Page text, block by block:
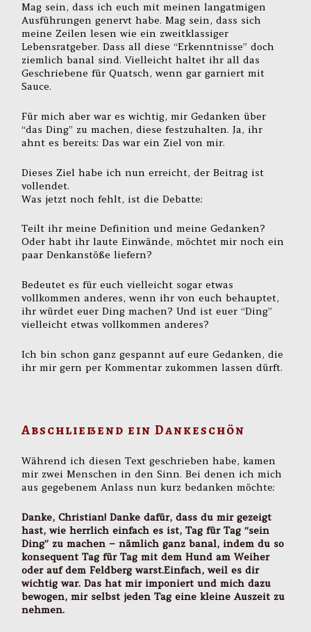
Mag sein, dass ich euch mit meinen langatmigen
Ausführungen genervt habe. Mag sein, dass sich
meine Zeilen lesen wie ein zweitklassiger
Lebensratgeber. Dass all diese “Erkenntnisse” doch
ziemlich banal sind. Vielleicht haltet ihr all das
Geschriebene für Quatsch, wenn gar garniert mit
Sauce.
Für mich aber war es wichtig, mir Gedanken über
“das Ding” zu machen, diese festzuhalten. Ja, ihr
ahnt es bereits: Das war ein Ziel von mir.
Dieses Ziel habe ich nun erreicht, der Beitrag ist
vollendet.
Was jetzt noch fehlt, ist die Debatte:
Teilt ihr meine Definition und meine Gedanken?
Oder habt ihr laute Einwände, möchtet mir noch ein
paar Denkanstöße liefern?
Bedeutet es für euch vielleicht sogar etwas
vollkommen anderes, wenn ihr von euch behauptet,
ihr würdet euer Ding machen? Und ist euer “Ding”
vielleicht etwas vollkommen anderes?
Ich bin schon ganz gespannt auf eure Gedanken, die
ihr mir gern per Kommentar zukommen lassen dürft.
Abschließend ein Dankeschön
Während ich diesen Text geschrieben habe, kamen
mir zwei Menschen in den Sinn. Bei denen ich mich
aus gegebenem Anlass nun kurz bedanken möchte:
Danke, Christian! Danke dafür, dass du mir gezeigt
hast, wie herrlich einfach es ist, Tag für Tag “sein
Ding” zu machen – nämlich ganz banal, indem du so
konsequent Tag für Tag mit dem Hund am Weiher
oder auf dem Feldberg warst.Einfach, weil es dir
wichtig war. Das hat mir imponiert und mich dazu
bewogen, mir selbst jeden Tag eine kleine Auszeit zu
nehmen.